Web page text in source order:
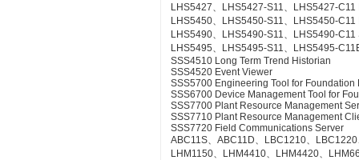
LHS5427、LHS5427-S11、LHS5427-
LHS5450、LHS5450-S11、LHS5450-
LHS5490、LHS5490-S11、LHS5490-
LHS5495、LHS5495-S11、LHS5495-
SSS4510 Long Term Trend Historian
SSS4520 Event Viewer
SSS5700 Engineering Tool for Foundation
SSS6700 Device Management Tool for
SSS7700 Plant Resource Management
SSS7710 Plant Resource Management
SSS7720 Field Communications Server
ABC11S、ABC11D、LBC1210、
LHM1150、LHM4410、LHM4420、